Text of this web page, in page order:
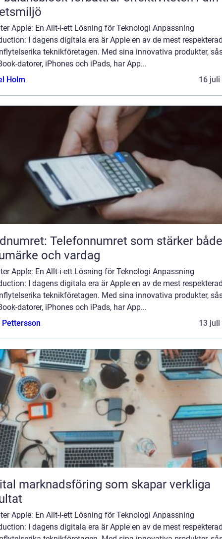
Apple: En Allt-i-ett Lösning för Teknologi Anpassning
I dagens digitala era är Apple en av de mest
teknikföretagen. Med sina innovativa produkter,
datorer, iPhones och iPads, har App...
Holm
16 juli
Telefonnumret som stärker både
och vardag
Apple: En Allt-i-ett Lösning för Teknologi Anpassning
I dagens digitala era är Apple en av de mest
teknikföretagen. Med sina innovativa produkter,
datorer, iPhones och iPads, har App...
13 juli
marknadsföring som skapar verkliga
Apple: En Allt-i-ett Lösning för Teknologi Anpassning
I dagens digitala era är Apple en av de mest